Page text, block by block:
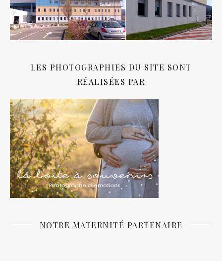
LES PHOTOGRAPHIES DU SITE SONT
RÉALISÉES PAR
NOTRE MATERNITÉ PARTENAIRE